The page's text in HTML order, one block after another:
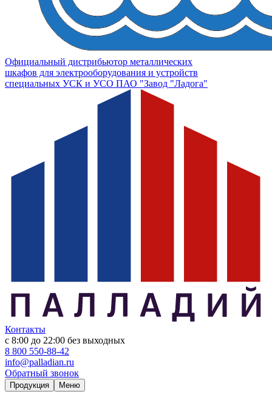
Официальный дистрибьютор металлических
шкафов для электрооборудования и устройств
специальных УСК и УСО ПАО "Завод "Ладога"
Контакты
с 8:00 до 22:00 без выходных
8 800 550-88-42
info@palladian.ru
Обратный звонок
Продукция Меню